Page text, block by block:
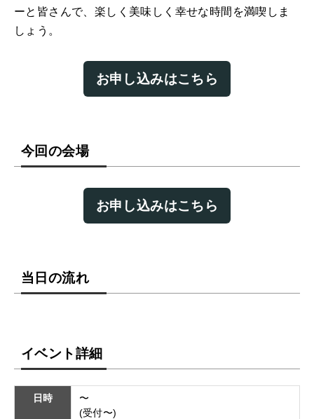
ーと皆さんで、楽しく美味しく幸せな時間を満喫しま
しょう。
お申し込みはこちら
今回の会場
お申し込みはこちら
当日の流れ
イベント詳細
日時
〜
(受付〜)